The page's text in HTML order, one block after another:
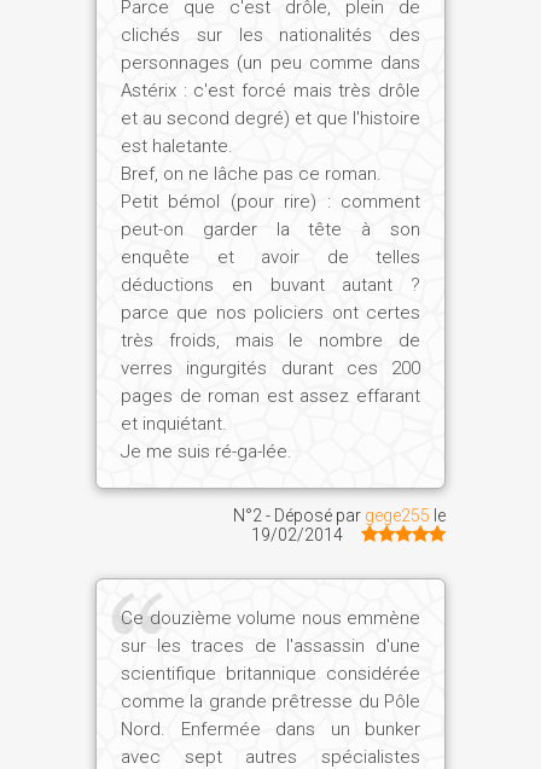
Parce que c'est drôle, plein de
clichés sur les nationalités des
personnages (un peu comme dans
Astérix : c'est forcé mais très drôle
et au second degré) et que l'histoire
est haletante.
Bref, on ne lâche pas ce roman.
Petit bémol (pour rire) : comment
peut-on garder la tête à son
enquête et avoir de telles
déductions en buvant autant ?
parce que nos policiers ont certes
très froids, mais le nombre de
verres ingurgités durant ces 200
pages de roman est assez effarant
et inquiétant.
Je me suis ré-ga-lée.
N°2 - Déposé par gege255 le
19/02/2014
Ce douzième volume nous emmène
sur les traces de l'assassin d'une
scientifique britannique considérée
comme la grande prêtresse du Pôle
Nord. Enfermée dans un bunker
avec sept autres spécialistes